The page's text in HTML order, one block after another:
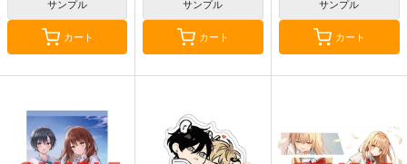
サンプル
カート
サンプル
カート
サンプル
カート